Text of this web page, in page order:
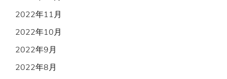
2022年11月
2022年10月
2022年9月
2022年8月